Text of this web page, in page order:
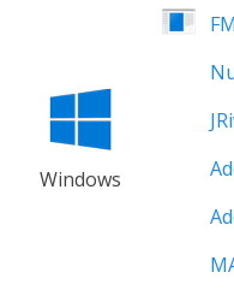
Windows